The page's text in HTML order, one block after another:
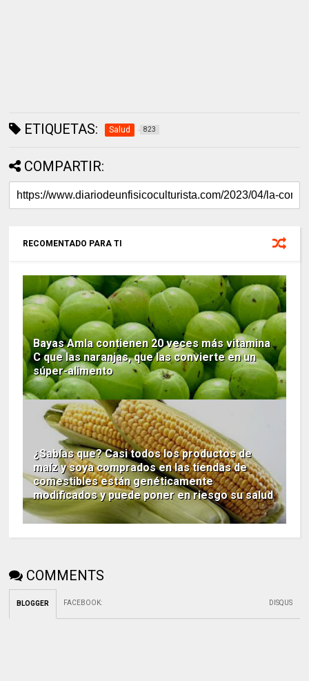
ETIQUETAS: Salud 823
COMPARTIR:
RECOMENTADO PARA TI
Bayas Amla contienen 20 veces más vitamina
C que las naranjas, que las convierte en un
súper-alimento
¿Sabías que? Casi todos los productos de
maíz y soya comprados en las tiendas de
comestibles están genéticamente
modificados y puede poner en riesgo su salud
COMMENTS
BLOGGER FACEBOOK: DISQUS